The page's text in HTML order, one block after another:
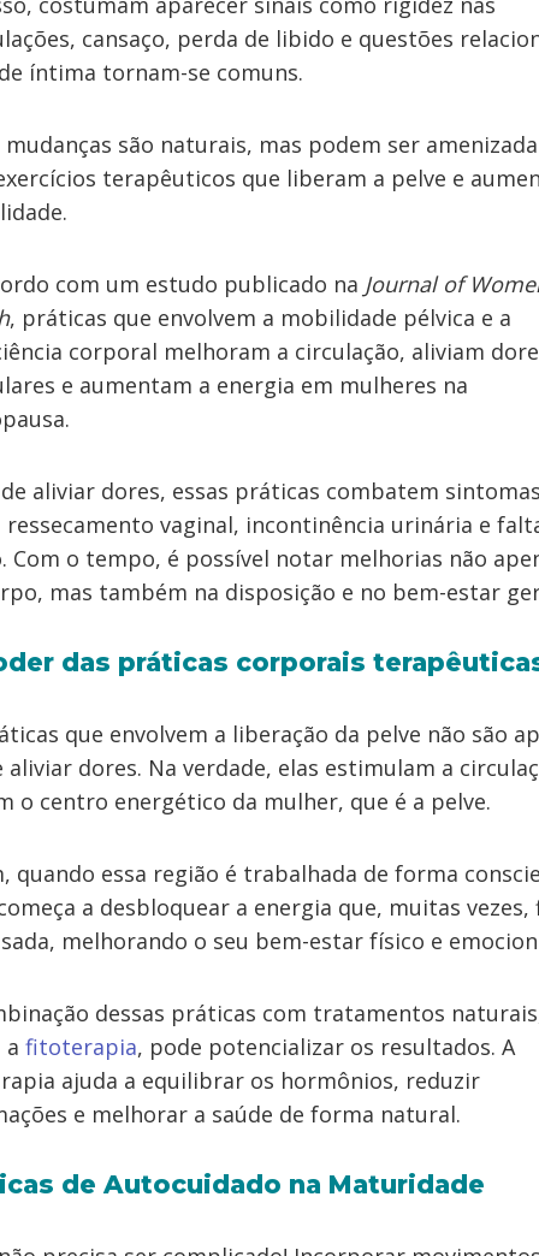
cansaço, perda de libido e questões
íntima tornam-se comuns.
mudanças são naturais, mas podem ser
terapêuticos que liberam a pelve e
com um estudo publicado na Journal of
, práticas que envolvem a mobilidade pélvica e a
corporal melhoram a circulação, aliviam
e aumentam a energia em mulheres na
aliviar dores, essas práticas combatem
ressecamento vaginal, incontinência urinária e
Com o tempo, é possível notar melhorias não
mas também na disposição e no bem-estar
das práticas corporais
que envolvem a liberação da pelve não são
aliviar dores. Na verdade, elas estimulam a
o centro energético da mulher, que é a pelve.
quando essa região é trabalhada de forma
a desbloquear a energia que, muitas vezes,
melhorando o seu bem-estar físico e
dessas práticas com tratamentos
a fitoterapia, pode potencializar os resultados. A
ajuda a equilibrar os hormônios, reduzir
e melhorar a saúde de forma natural.
de Autocuidado na Maturidade